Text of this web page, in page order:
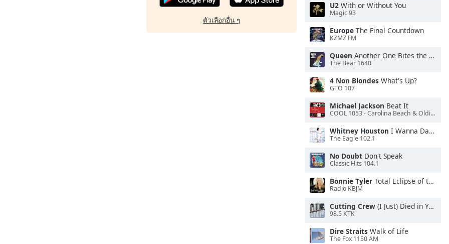
ตัวเลือกอื่น ๆ
U2 With or Without You
Magic 93
Europe The Final Countdown
KZMZ FM
Queen Another One Bites the Dust
The Bear 1640
4 Non Blondes What's Up?
GTO 107
Michael Jackson Beat It
COOL 1053 - Carolina Beach & Oldies Radio
Whitney Houston I Wanna Dance With Somebody
The Eagle 102.1
No Doubt Don't Speak
Classic Hits 104.1
Bonnie Tyler Total Eclipse of the Heart
Radio KBJM
Cutting Crew (I Just) Died in Your Arms
98.5 KTK
Dire Straits Walk of Life
The Fox 1150 AM